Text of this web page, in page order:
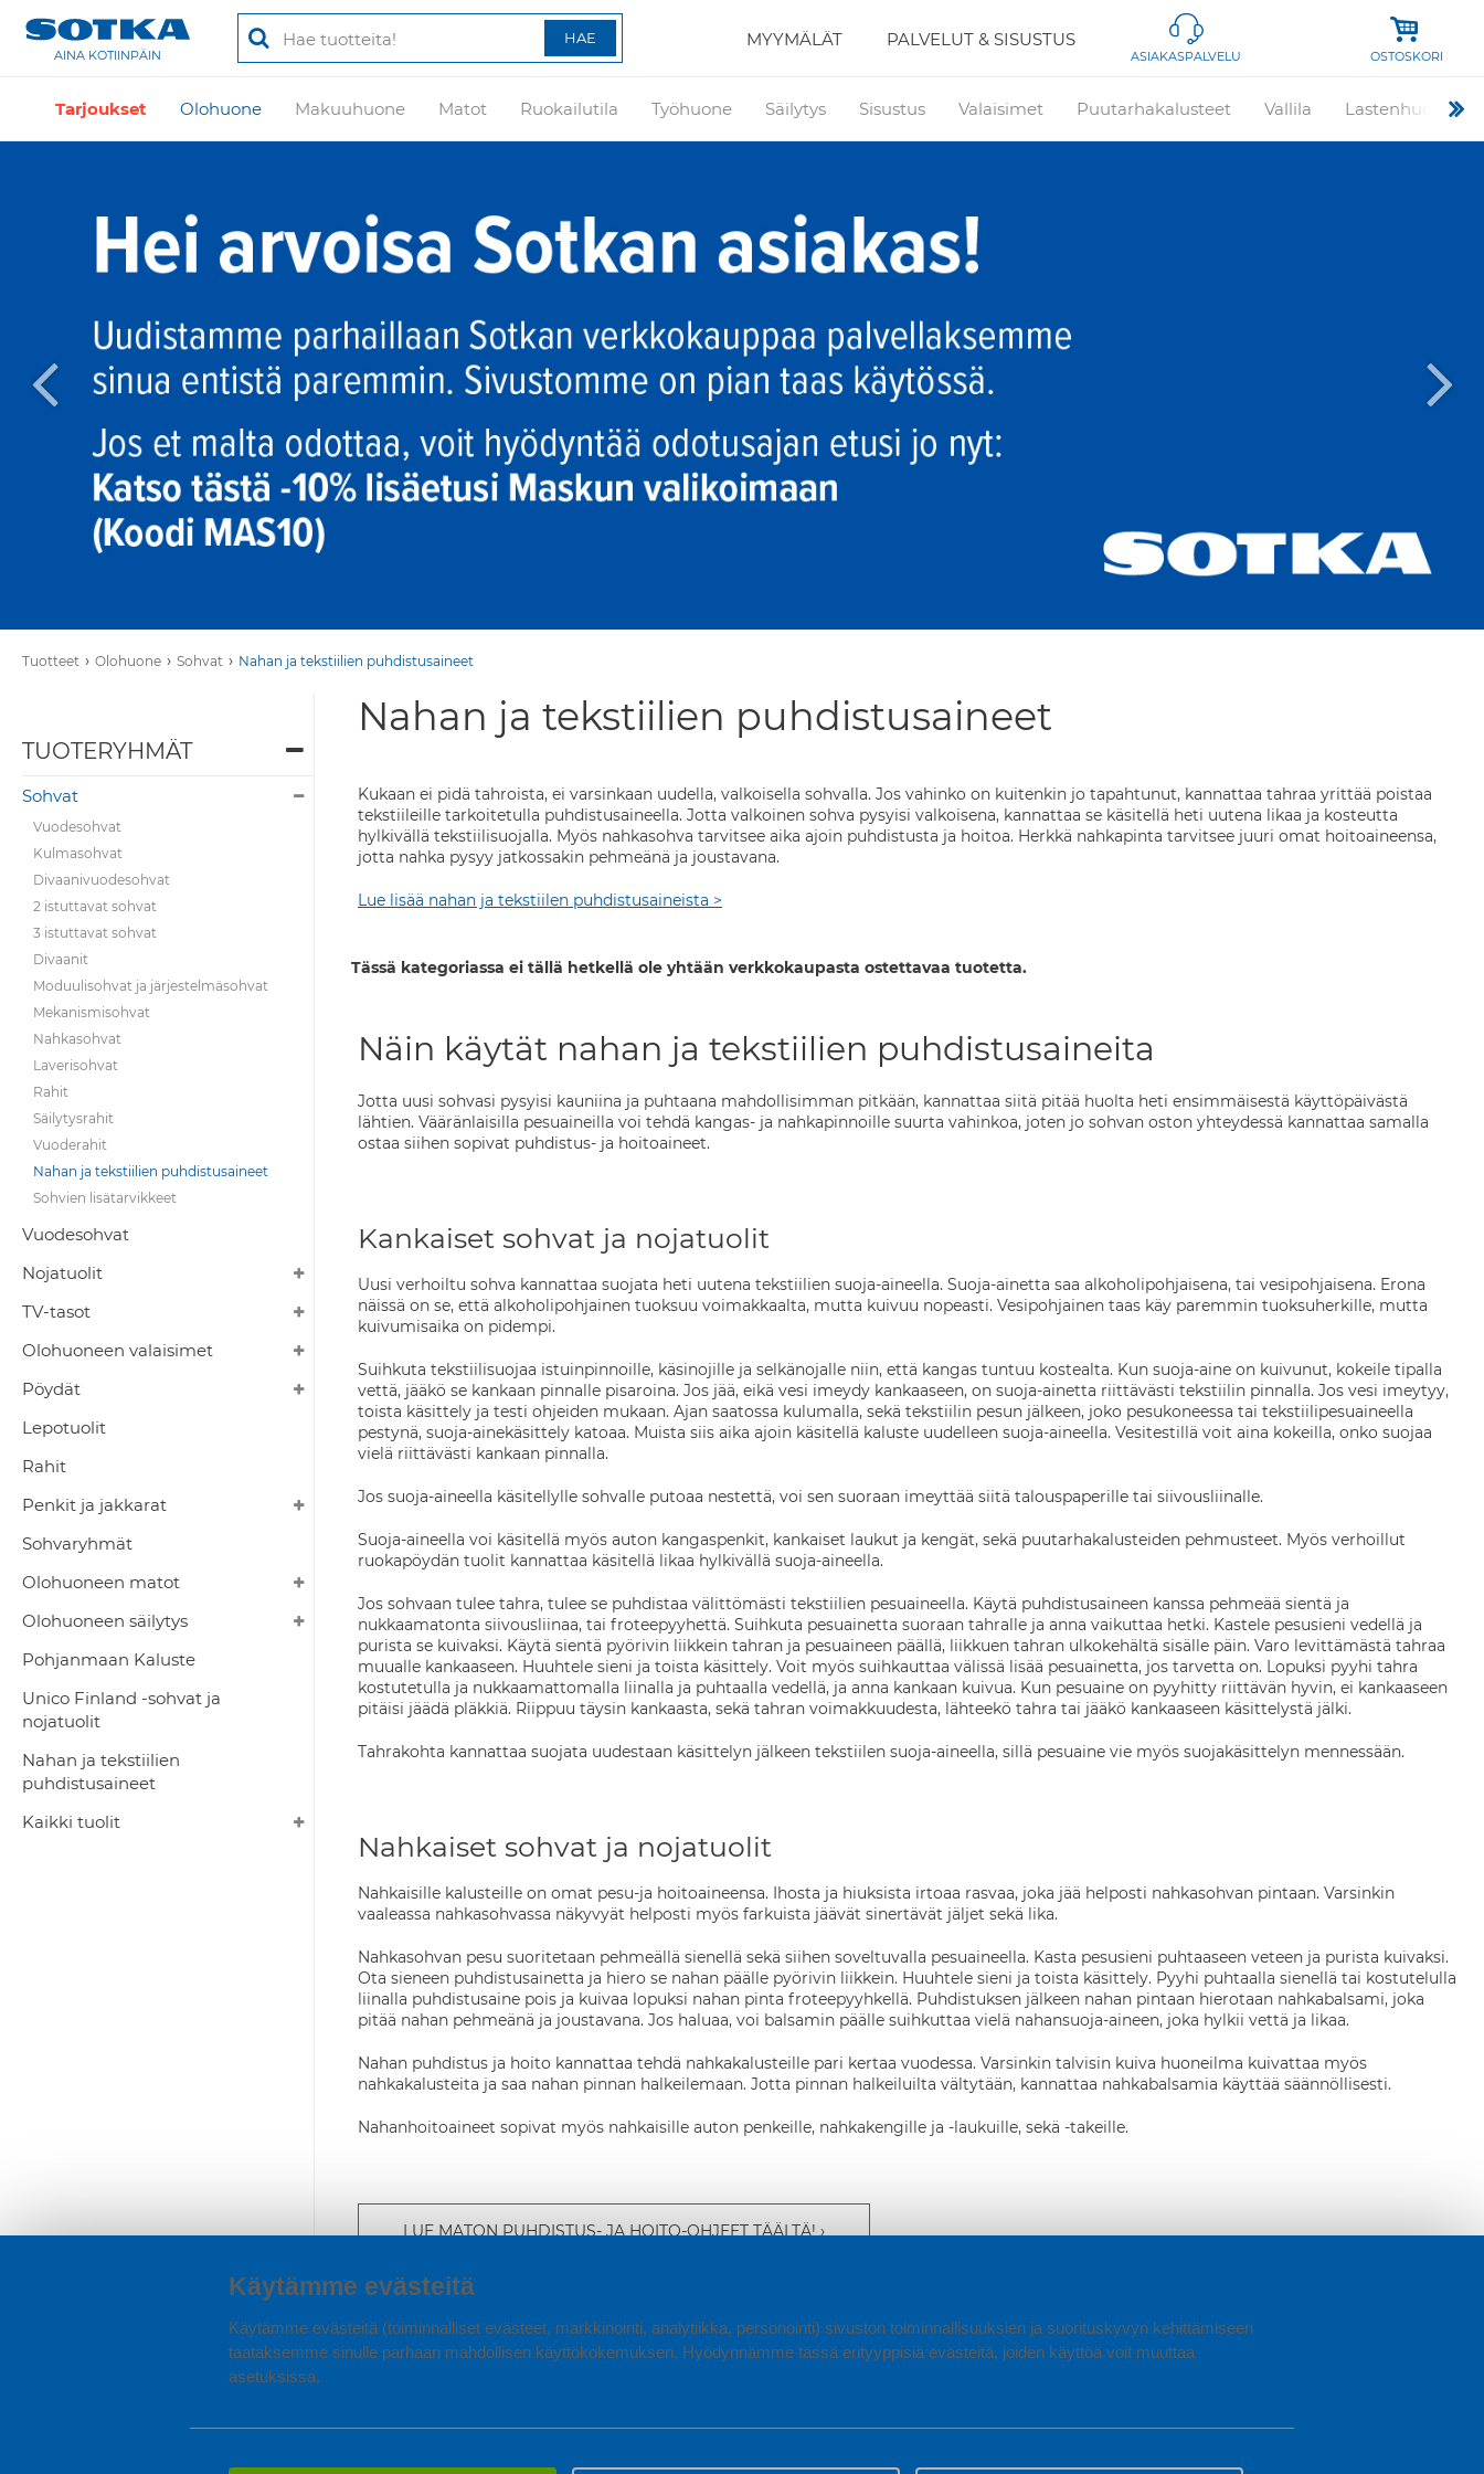
Käytämme evästeitä
Käytämme evästeitä (toiminnalliset evästeet, markkinointi, analytiikka, personointi) sivuston toiminnallisuuksien ja suorituskyvyn kehittämiseen
taataksemme sinulle parhaan mahdollisen käyttökokemuksen. Hyödynnämme tässä erityyppisiä evästeitä, joiden käyttöä voit muuttaa
asetuksissa.
AINA KOTIINPÄIN ASIAKASPALVELU OSTOSKORI
Tarjoukset Olohuone Makuuhuone Matot Ruokailutila Työhuone Säilytys Sisustus Valaisimet Puutarhakalusteet Vallila Lastenhuone
MYYMÄLÄT PALVELUT & SISUSTUS
Tuotteet › Olohuone › Sohvat › Nahan ja tekstiilien puhdistusaineet
TUOTERYHMÄT
Sohvat
Vuodesohvat
Kulmasohvat
Divaanivuodesohvat
2 istuttavat sohvat
3 istuttavat sohvat
Divaanit
Moduulisohvat ja järjestelmäsohvat
Mekanismisohvat
Nahkasohvat
Laverisohvat
Rahit
Säilytysrahit
Vuoderahit
Nahan ja tekstiilien puhdistusaineet
Sohvien lisätarvikkeet
Vuodesohvat
Nojatuolit
TV-tasot
Olohuoneen valaisimet
Pöydät
Lepotuolit
Rahit
Penkit ja jakkarat
Sohvaryhmät
Olohuoneen matot
Olohuoneen säilytys
Pohjanmaan Kaluste
Unico Finland -sohvat ja
nojatuolit
Nahan ja tekstiilien
puhdistusaineet
Kaikki tuolit
Nahan ja tekstiilien puhdistusaineet
Kukaan ei pidä tahroista, ei varsinkaan uudella, valkoisella sohvalla. Jos vahinko on kuitenkin jo tapahtunut, kannattaa tahraa yrittää poistaa
tekstiileille tarkoitetulla puhdistusaineella. Jotta valkoinen sohva pysyisi valkoisena, kannattaa se käsitellä heti uutena likaa ja kosteutta
hylkivällä tekstiilisuojalla. Myös nahkasohva tarvitsee aika ajoin puhdistusta ja hoitoa. Herkkä nahkapinta tarvitsee juuri omat hoitoaineensa,
jotta nahka pysyy jatkossakin pehmeänä ja joustavana.
Lue lisää nahan ja tekstiilen puhdistusaineista >
Tässä kategoriassa ei tällä hetkellä ole yhtään verkkokaupasta ostettavaa tuotetta.
Näin käytät nahan ja tekstiilien puhdistusaineita
Jotta uusi sohvasi pysyisi kauniina ja puhtaana mahdollisimman pitkään, kannattaa siitä pitää huolta heti ensimmäisestä käyttöpäivästä
lähtien. Vääränlaisilla pesuaineilla voi tehdä kangas- ja nahkapinnoille suurta vahinkoa, joten jo sohvan oston yhteydessä kannattaa samalla
ostaa siihen sopivat puhdistus- ja hoitoaineet.
Kankaiset sohvat ja nojatuolit
Uusi verhoiltu sohva kannattaa suojata heti uutena tekstiilien suoja-aineella. Suoja-ainetta saa alkoholipohjaisena, tai vesipohjaisena. Erona
näissä on se, että alkoholipohjainen tuoksuu voimakkaalta, mutta kuivuu nopeasti. Vesipohjainen taas käy paremmin tuoksuherkille, mutta
kuivumisaika on pidempi.
Suihkuta tekstiilisuojaa istuinpinnoille, käsinojille ja selkänojalle niin, että kangas tuntuu kostealta. Kun suoja-aine on kuivunut, kokeile tipalla
vettä, jääkö se kankaan pinnalle pisaroina. Jos jää, eikä vesi imeydy kankaaseen, on suoja-ainetta riittävästi tekstiilin pinnalla. Jos vesi imeytyy,
toista käsittely ja testi ohjeiden mukaan. Ajan saatossa kulumalla, sekä tekstiilin pesun jälkeen, joko pesukoneessa tai tekstiilipesuaineella
pestynä, suoja-ainekäsittely katoaa. Muista siis aika ajoin käsitellä kaluste uudelleen suoja-aineella. Vesitestillä voit aina kokeilla, onko suojaa
vielä riittävästi kankaan pinnalla.
Jos suoja-aineella käsitellylle sohvalle putoaa nestettä, voi sen suoraan imeyttää siitä talouspaperille tai siivousliinalle.
Suoja-aineella voi käsitellä myös auton kangaspenkit, kankaiset laukut ja kengät, sekä puutarhakalusteiden pehmusteet. Myös verhoillut
ruokapöydän tuolit kannattaa käsitellä likaa hylkivällä suoja-aineella.
Jos sohvaan tulee tahra, tulee se puhdistaa välittömästi tekstiilien pesuaineella. Käytä puhdistusaineen kanssa pehmeää sientä ja
nukkaamatonta siivousliinaa, tai froteepyyhettä. Suihkuta pesuainetta suoraan tahralle ja anna vaikuttaa hetki. Kastele pesusieni vedellä ja
purista se kuivaksi. Käytä sientä pyörivin liikkein tahran ja pesuaineen päällä, liikkuen tahran ulkokehältä sisälle päin. Varo levittämästä tahraa
muualle kankaaseen. Huuhtele sieni ja toista käsittely. Voit myös suihkauttaa välissä lisää pesuainetta, jos tarvetta on. Lopuksi pyyhi tahra
kostutetulla ja nukkaamattomalla liinalla ja puhtaalla vedellä, ja anna kankaan kuivua. Kun pesuaine on pyyhitty riittävän hyvin, ei kankaaseen
pitäisi jäädä pläkkiä. Riippuu täysin kankaasta, sekä tahran voimakkuudesta, lähteekö tahra tai jääkö kankaaseen käsittelystä jälki.
Tahrakohta kannattaa suojata uudestaan käsittelyn jälkeen tekstiilen suoja-aineella, sillä pesuaine vie myös suojakäsittelyn mennessään.
Nahkaiset sohvat ja nojatuolit
Nahkaisille kalusteille on omat pesu-ja hoitoaineensa. Ihosta ja hiuksista irtoaa rasvaa, joka jää helposti nahkasohvan pintaan. Varsinkin
vaaleassa nahkasohvassa näkyvyät helposti myös farkuista jäävät sinertävät jäljet sekä lika.
Nahkasohvan pesu suoritetaan pehmeällä sienellä sekä siihen soveltuvalla pesuaineella. Kasta pesusieni puhtaaseen veteen ja purista kuivaksi.
Ota sieneen puhdistusainetta ja hiero se nahan päälle pyörivin liikkein. Huuhtele sieni ja toista käsittely. Pyyhi puhtaalla sienellä tai kostutelulla
liinalla puhdistusaine pois ja kuivaa lopuksi nahan pinta froteepyyhkellä. Puhdistuksen jälkeen nahan pintaan hierotaan nahkabalsami, joka
pitää nahan pehmeänä ja joustavana. Jos haluaa, voi balsamin päälle suihkuttaa vielä nahansuoja-aineen, joka hylkii vettä ja likaa.
Nahan puhdistus ja hoito kannattaa tehdä nahkakalusteille pari kertaa vuodessa. Varsinkin talvisin kuiva huoneilma kuivattaa myös
nahkakalusteita ja saa nahan pinnan halkeilemaan. Jotta pinnan halkeiluilta vältytään, kannattaa nahkabalsamia käyttää säännöllisesti.
Nahanhoitoaineet sopivat myös nahkaisille auton penkeille, nahkakengille ja -laukuille, sekä -takeille.
LUE MATON PUHDISTUS- JA HOITO-OHJEET TÄÄLTÄ!